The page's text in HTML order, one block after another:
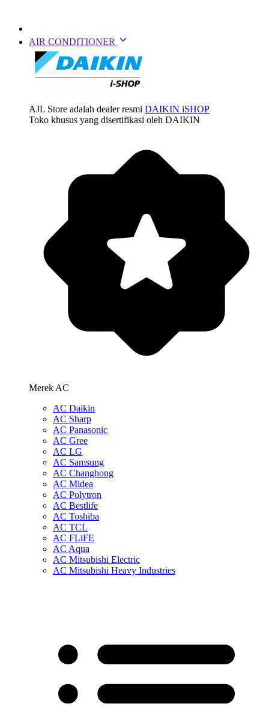
AIR CONDITIONER
AJL Store adalah dealer resmi DAIKIN iSHOP
Toko khusus yang disertifikasi oleh DAIKIN
Merek AC
AC Daikin
AC Sharp
AC Panasonic
AC Gree
AC LG
AC Samsung
AC Changhong
AC Midea
AC Polytron
AC Bestlife
AC Toshiba
AC TCL
AC FLiFE
AC Aqua
AC Mitsubishi Electric
AC Mitsubishi Heavy Industries